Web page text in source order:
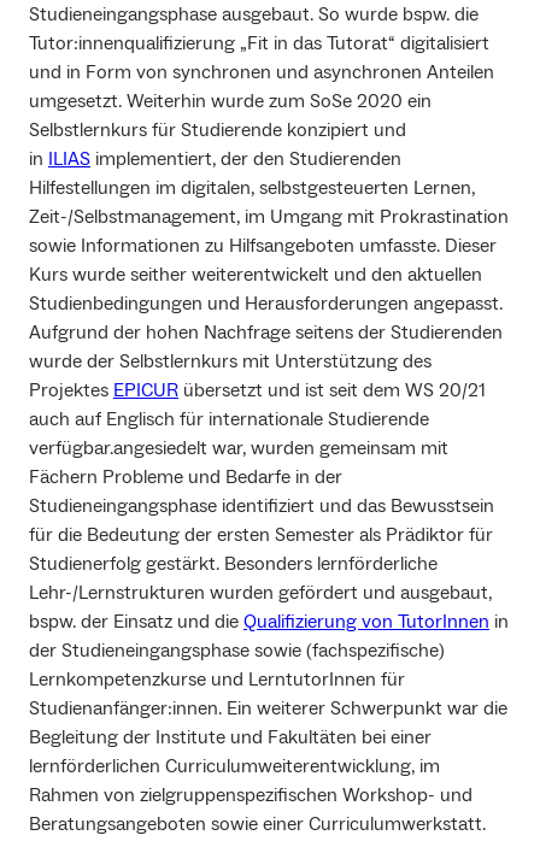
Studieneingangsphase ausgebaut. So wurde bspw. die
Tutor:innenqualifizierung „Fit in das Tutorat“ digitalisiert
und in Form von synchronen und asynchronen Anteilen
umgesetzt. Weiterhin wurde zum SoSe 2020 ein
Selbstlernkurs für Studierende konzipiert und
in ILIAS implementiert, der den Studierenden
Hilfestellungen im digitalen, selbstgesteuerten Lernen,
Zeit-/Selbstmanagement, im Umgang mit Prokrastination
sowie Informationen zu Hilfsangeboten umfasste. Dieser
Kurs wurde seither weiterentwickelt und den aktuellen
Studienbedingungen und Herausforderungen angepasst.
Aufgrund der hohen Nachfrage seitens der Studierenden
wurde der Selbstlernkurs mit Unterstützung des
Projektes EPICUR übersetzt und ist seit dem WS 20/21
auch auf Englisch für internationale Studierende
verfügbar.angesiedelt war, wurden gemeinsam mit
Fächern Probleme und Bedarfe in der
Studieneingangsphase identifiziert und das Bewusstsein
für die Bedeutung der ersten Semester als Prädiktor für
Studienerfolg gestärkt. Besonders lernförderliche
Lehr-/Lernstrukturen wurden gefördert und ausgebaut,
bspw. der Einsatz und die Qualifizierung von TutorInnen in
der Studieneingangsphase sowie (fachspezifische)
Lernkompetenzkurse und LerntutorInnen für
Studienanfänger:innen. Ein weiterer Schwerpunkt war die
Begleitung der Institute und Fakultäten bei einer
lernförderlichen Curriculumweiterentwicklung, im
Rahmen von zielgruppenspezifischen Workshop- und
Beratungsangeboten sowie einer Curriculumwerkstatt.